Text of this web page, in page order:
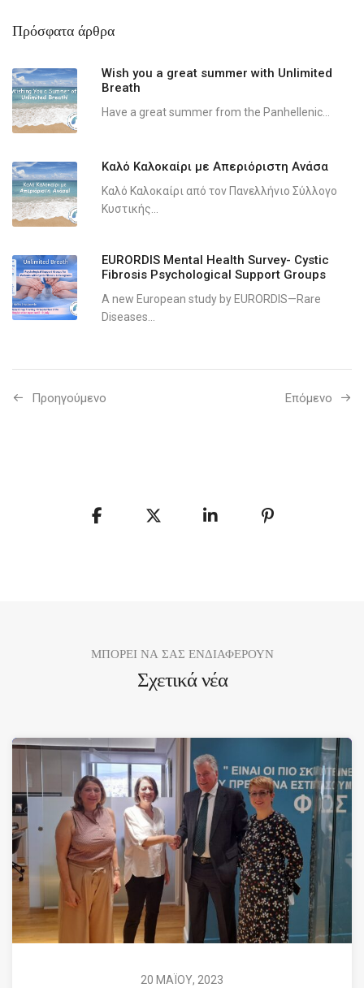
Πρόσφατα άρθρα
Wish you a great summer with Unlimited
Breath
Have a great summer from the Panhellenic...
Καλό Καλοκαίρι με Απεριόριστη Ανάσα
Καλό Καλοκαίρι από τον Πανελλήνιο Σύλλογο
Κυστικής...
EURORDIS Mental Health Survey- Cystic
Fibrosis Psychological Support Groups
A new European study by EURORDIS—Rare
Diseases...
Προηγούμενo Επόμενο
ΜΠΟΡΕΙ ΝΑ ΣΑΣ ΕΝΔΙΑΦΕΡΟΥΝ
Σχετικά νέα
20 ΜΑΪΟΥ, 2023